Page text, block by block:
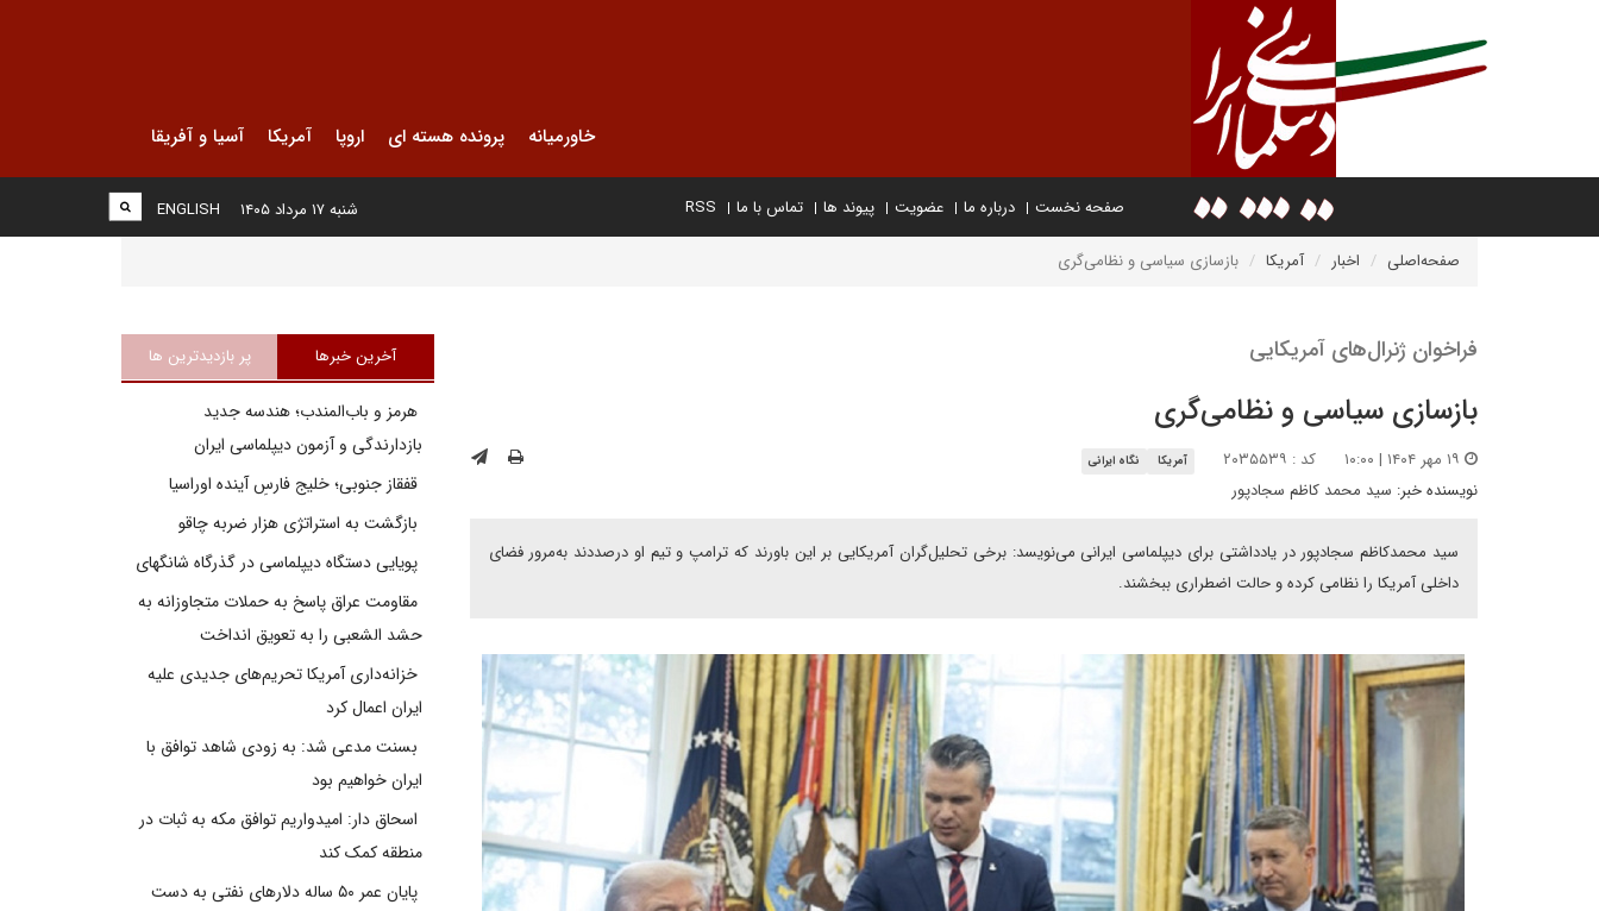
خاورمیانه پرونده هسته ای اروپا آمریکا آسیا و آفریقا
صفحه نخست درباره ما عضویت پیوند ها تماس با ما RSS
ENGLISH شنبه ۱۷ مرداد ۱۴۰۵
صفحه‌اصلی اخبار آمریکا بازسازی سیاسی و نظامی‌گری
فراخوان ژنرال‌های آمریکایی
بازسازی سیاسی و نظامی‌گری
کد : ۲۰۳۵۵۳۹ آمریکا نگاه ایرانی
نویسنده خبر: سید محمد کاظم سجادپور
سید محمدکاظم سجادپور در یادداشتی برای دیپلماسی ایرانی می‌نویسد: برخی تحلیل‌گران آمریکایی بر این باورند که ترامپ و تیم او درصددند به‌مرور فضای
داخلی آمریکا را نظامی کرده و حالت اضطراری ببخشند.
آخرین خبرها پر بازدیدترین ها
هرمز و باب‌المندب؛ هندسه جدید
بازدارندگی و آزمون دیپلماسی ایران
قفقاز جنوبی؛ خلیج فارسِ آینده اوراسیا
بازگشت به استراتژی هزار ضربه چاقو
پویایی دستگاه دیپلماسی در گذرگاه شانگهای
مقاومت عراق پاسخ به حملات متجاوزانه به
حشد الشعبی را به تعویق انداخت
خزانه‌داری آمریکا تحریم‌های جدیدی علیه
ایران اعمال کرد
بسنت مدعی شد: به زودی شاهد توافق با
ایران خواهیم بود
اسحاق دار: امیدواریم توافق مکه به ثبات در
منطقه کمک کند
پایان عمر ۵۰ ساله دلارهای نفتی به دست